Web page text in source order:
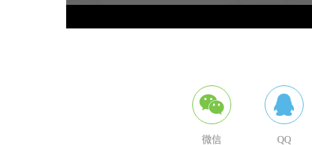
微信 QQ